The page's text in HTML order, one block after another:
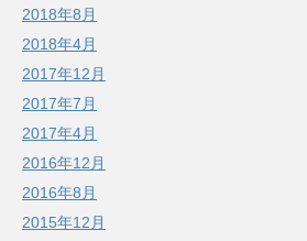
2018年8月
2018年4月
2017年12月
2017年7月
2017年4月
2016年12月
2016年8月
2015年12月